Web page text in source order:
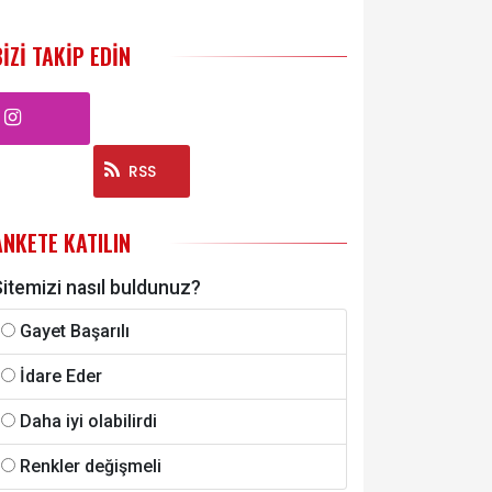
TAKIP EDIN
RSS
KATILIN
nasıl buldunuz?
Gayet Başarılı
İdare Eder
Daha iyi olabilirdi
Renkler değişmeli